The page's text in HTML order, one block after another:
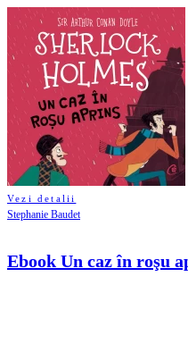
Vezi detalii
Stephanie Baudet
Ebook Un caz în roşu